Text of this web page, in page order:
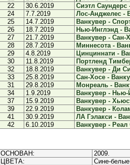
22
30.6.2019
Сиэтл Саундерс
24
7.7.2019
Лос-Анджелес -
25
14.7.2019
Ванкувер -
26
18.7.2019
Нью-Инглэнд -
27
21.7.2019
Ванкувер - Сан-
28
28.7.2019
Миннесота -
29
4.8.2019
Цинциннати -
30
11.8.2019
Портленд
32
18.8.2019
Ванкувер - Ди
33
25.8.2019
Сан-Хосе -
31
29.8.2019
Монреаль -
34
1.9.2019
Ванкувер - Нью-
37
15.9.2019
Ванкувер -
39
22.9.2019
Ванкувер -
41
30.9.2019
ЛА Гэлакси -
42
6.10.2019 Ванкувер - Реал
ОСНОВАН:
2009.
ЦВЕТА:
Сине-